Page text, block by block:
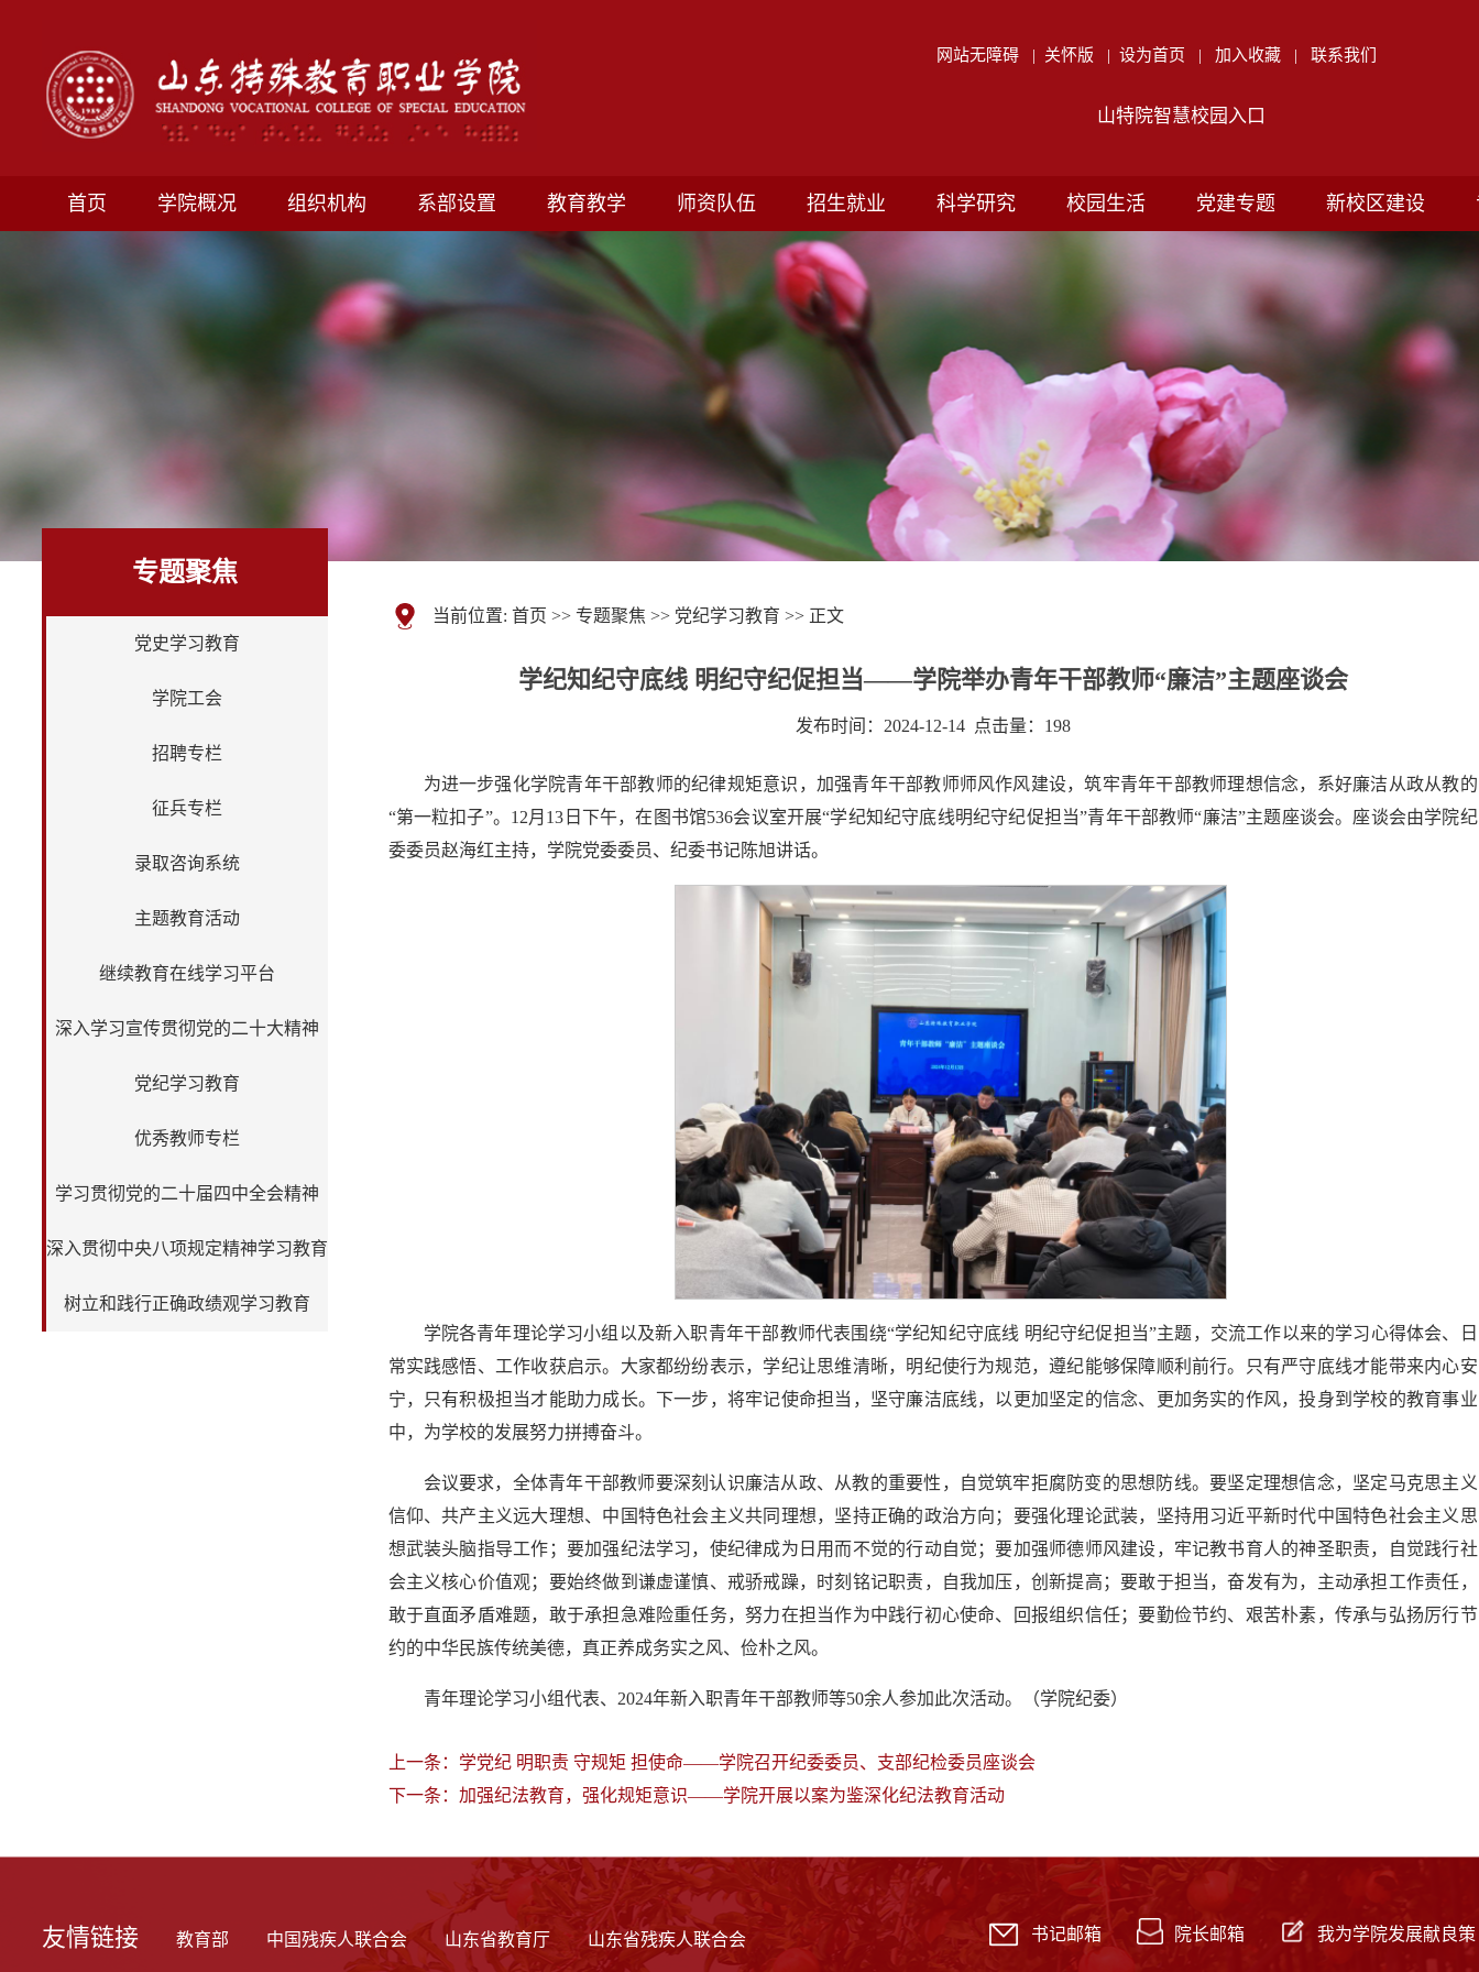
网站无障碍 | 关怀版 | 设为首页 | 加入收藏 | 联系我们
山特院智慧校园入口
首页 学院概况 组织机构 系部设置 教育教学 师资队伍 招生就业 科学研究 校园生活 党建专题 新校区建设
专题聚焦
党史学习教育
学院工会
招聘专栏
征兵专栏
录取咨询系统
主题教育活动
继续教育在线学习平台
深入学习宣传贯彻党的二十大精神
党纪学习教育
优秀教师专栏
学习贯彻党的二十届四中全会精神
深入贯彻中央八项规定精神学习教育
树立和践行正确政绩观学习教育
当前位置: 首页 >> 专题聚焦 >> 党纪学习教育 >> 正文
学纪知纪守底线 明纪守纪促担当——学院举办青年干部教师“廉洁”主题座谈会
发布时间：2024-12-14 点击量： 198
为进一步强化学院青年干部教师的纪律规矩意识，加强青年干部教师师风作风建设，筑牢青年干部教师理想信念，系好廉洁从政从教的
“第一粒扣子”。12月13日下午，在图书馆536会议室开展“学纪知纪守底线明纪守纪促担当”青年干部教师“廉洁”主题座谈会。座谈会由学院纪
委委员赵海红主持，学院党委委员、纪委书记陈旭讲话。
学院各青年理论学习小组以及新入职青年干部教师代表围绕“学纪知纪守底线 明纪守纪促担当”主题，交流工作以来的学习心得体会、日
常实践感悟、工作收获启示。大家都纷纷表示，学纪让思维清晰，明纪使行为规范，遵纪能够保障顺利前行。只有严守底线才能带来内心安
宁，只有积极担当才能助力成长。下一步，将牢记使命担当，坚守廉洁底线，以更加坚定的信念、更加务实的作风，投身到学校的教育事业
中，为学校的发展努力拼搏奋斗。
会议要求，全体青年干部教师要深刻认识廉洁从政、从教的重要性，自觉筑牢拒腐防变的思想防线。要坚定理想信念，坚定马克思主义
信仰、共产主义远大理想、中国特色社会主义共同理想，坚持正确的政治方向；要强化理论武装，坚持用习近平新时代中国特色社会主义思
想武装头脑指导工作；要加强纪法学习，使纪律成为日用而不觉的行动自觉；要加强师德师风建设，牢记教书育人的神圣职责，自觉践行社
会主义核心价值观；要始终做到谦虚谨慎、戒骄戒躁，时刻铭记职责，自我加压，创新提高；要敢于担当，奋发有为，主动承担工作责任，
敢于直面矛盾难题，敢于承担急难险重任务，努力在担当作为中践行初心使命、回报组织信任；要勤俭节约、艰苦朴素，传承与弘扬厉行节
约的中华民族传统美德，真正养成务实之风、俭朴之风。
青年理论学习小组代表、2024年新入职青年干部教师等50余人参加此次活动。（学院纪委）
上一条： 学党纪 明职责 守规矩 担使命——学院召开纪委委员、支部纪检委员座谈会
下一条： 加强纪法教育，强化规矩意识——学院开展以案为鉴深化纪法教育活动
友情链接 教育部 中国残疾人联合会 山东省教育厅 山东省残疾人联合会 书记邮箱 院长邮箱 我为学院发展献良策